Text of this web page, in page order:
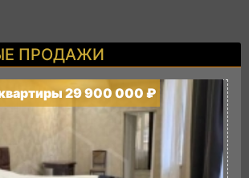
ПРОДАЖИ
29 900 000 ₽